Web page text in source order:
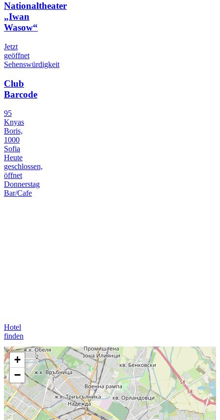
Nationaltheater
„Iwan
Wasow“
Jetzt
geöffnet
Sehenswürdigkeit
Club
Barcode
95
Knyas
Boris,
1000
Sofia
Heute
geschlossen,
öffnet
Donnerstag
Bar/Cafe
Hotel
finden
+
−